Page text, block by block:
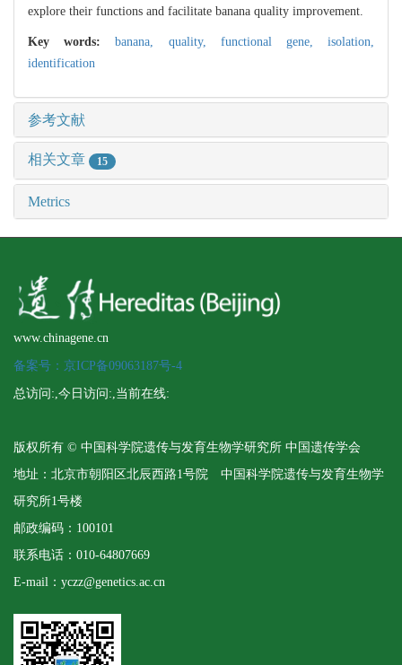
explore their functions and facilitate banana quality improvement.
Key words:banana, quality, functional gene,isolation,
identification
参考文献
相关文章 15
Metrics
www.chinagene.cn
备案号：京ICP备09063187号-4
总访问:,今日访问:,当前在线:
版权所有 © 中国科学院遗传与发育生物学研究所 中国遗传学会
地址：北京市朝阳区北辰西路1号院 中国科学院遗传与发育生物学
研究所1号楼
邮政编码：100101
联系电话：010-64807669
E-mail：yczz@genetics.ac.cn